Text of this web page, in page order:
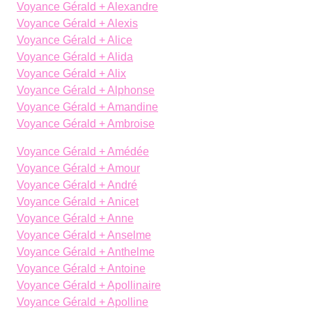
Voyance Gérald + Alexandre
Voyance Gérald + Alexis
Voyance Gérald + Alice
Voyance Gérald + Alida
Voyance Gérald + Alix
Voyance Gérald + Alphonse
Voyance Gérald + Amandine
Voyance Gérald + Ambroise
Voyance Gérald + Amédée
Voyance Gérald + Amour
Voyance Gérald + André
Voyance Gérald + Anicet
Voyance Gérald + Anne
Voyance Gérald + Anselme
Voyance Gérald + Anthelme
Voyance Gérald + Antoine
Voyance Gérald + Apollinaire
Voyance Gérald + Apolline